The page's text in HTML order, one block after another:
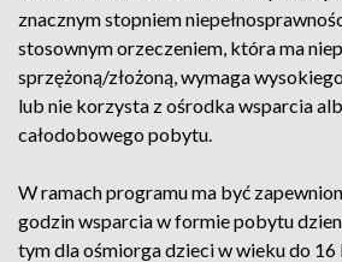
znacznym stopniem
stosownym orzeczeniem, która ma
sprzężoną/złożoną, wymaga
lub nie korzysta z ośrodka wsparcia
całodobowego pobytu.
W ramach programu ma być
godzin wsparcia w formie pobytu
tym dla ośmiorga dzieci w wieku do 16